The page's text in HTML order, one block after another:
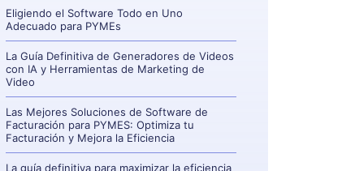
Eligiendo el Software Todo en Uno
Adecuado para PYMEs
La Guía Definitiva de Generadores de Videos
con IA y Herramientas de Marketing de
Video
Las Mejores Soluciones de Software de
Facturación para PYMES: Optimiza tu
Facturación y Mejora la Eficiencia
La guía definitiva para maximizar la eficiencia